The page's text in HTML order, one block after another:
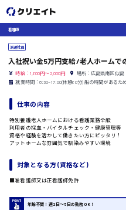
看護師
派遣社員
入社祝い金5万円支給/老人ホームで
時給：1,600円～2,000円
場所：広島県南区似島
就業時間：8:30~17:00(休憩60分) 船の時間があるた
仕事の内容
特別養護老人ホームにおける看護業務全般
利用者の採血・バイタルチェック・健康管理等
資格や経験を活かして働きたい方にピッタリ！
アットホームな雰囲気で馴染みやすい環境
対象となる方 (資格など)
■准看護師又は正看護師免許
年齢不問！週2日〜5日の勤務OK！